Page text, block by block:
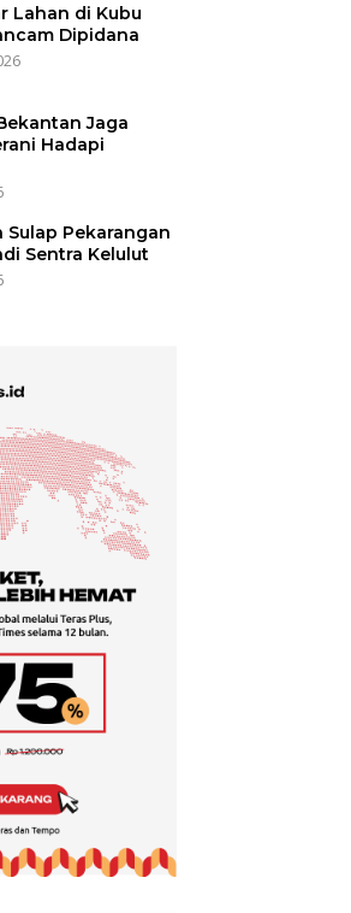
Lahan di Kubu
Dipidana
Jaga
Hadapi
Sulap Pekarangan
Sentra Kelulut